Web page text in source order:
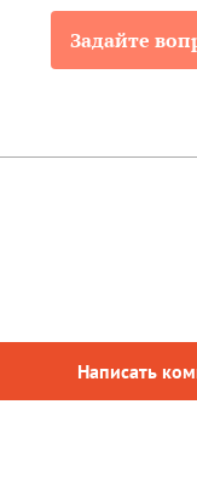
Задайте
Написать